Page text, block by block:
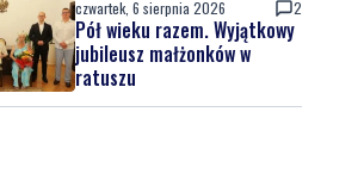
czwartek, 6 sierpnia 2026 2
Pół wieku razem. Wyjątkowy
jubileusz małżonków w
ratuszu